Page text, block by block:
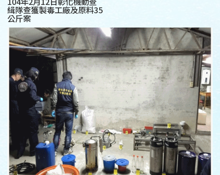
緝隊查獲製毒工廠及原料35
公斤案